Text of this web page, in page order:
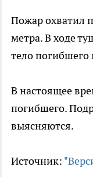
Пожар охватил
метра. В ходе
тело
В настоящее
погибшего.
выясняются.
Источник: